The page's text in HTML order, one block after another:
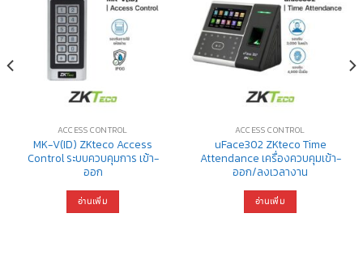
ACCESS CONTROL
MK-V(ID) ZKteco Access
Control ระบบควบคุมการ เข้า-
ออก
อ่านเพิ่ม
ACCESS CONTROL
uFace302 ZKteco Time
Attendance เครื่องควบคุมเข้า-
ออก/ลงเวลางาน
อ่านเพิ่ม